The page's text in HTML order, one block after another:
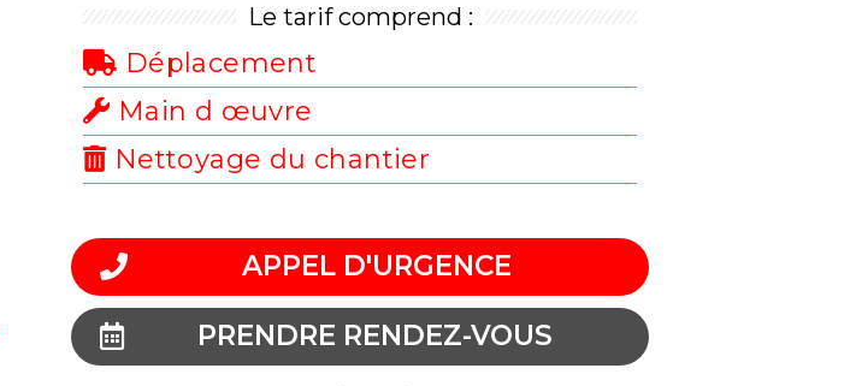
Le tarif comprend :
Déplacement
Main d œuvre
Nettoyage du chantier
APPEL D'URGENCE
PRENDRE RENDEZ-VOUS